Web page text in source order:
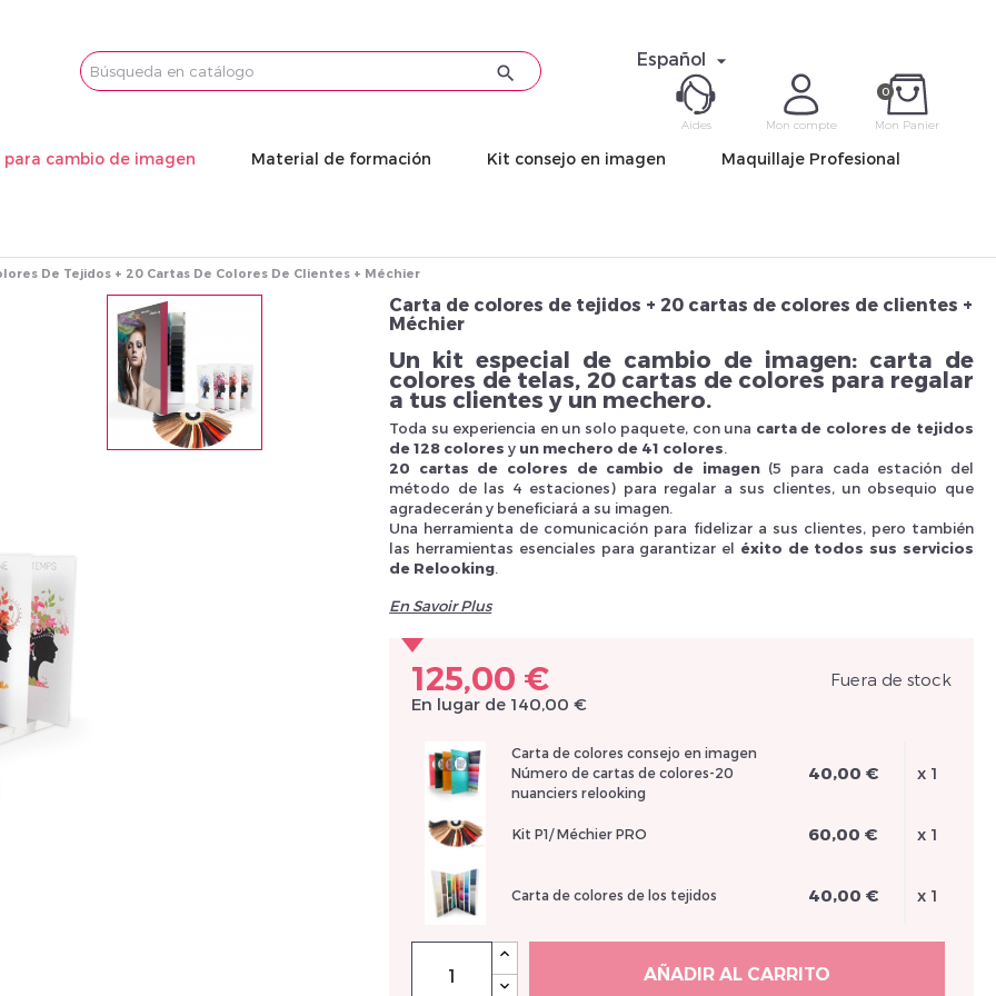

Español 
0
Mon Panier
Mon compte
Email
Mot de
Déjà
Nouveau
réinitialiser votre mot de passe
Des
Aides
cambio de imagen Material de formación Kit consejo en imagen Maquillaje Profesional
De Tejidos + 20 Cartas De Colores De Clientes + Méchier
Carta de colores de tejidos + 20 cartas de colores de clientes +
Méchier
Un kit especial de cambio de imagen: carta de
colores de telas, 20 cartas de colores para regalar
a tus clientes y un mechero.
Toda su experiencia en un solo paquete, con una carta de colores de tejidos
de 128 coloresy un mechero de 41 colores.
20 cartas de colores de cambio de imagen(5 para cada estación del
método de las 4 estaciones) para regalar a sus clientes, un obsequio que
agradecerán y beneficiará a su imagen.
Una herramienta de comunicación para fidelizar a sus clientes, pero también
las herramientas esenciales para garantizar el éxito de todos sus servicios
de Relooking.
En Savoir Plus
125,00 €
En lugar de 140,00 €
Fuera de stock
Carta de colores consejo en imagen
Número de cartas de colores-20
nuanciers relooking
40,00 € x 1
Kit P1/ Méchier PRO 60,00 € x 1
Carta de colores de los tejidos 40,00 € x 1
AÑADIR AL CARRITO